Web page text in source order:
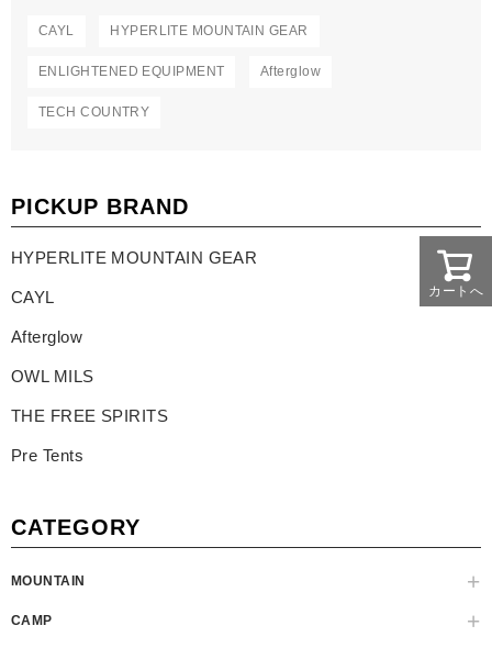
CAYL HYPERLITE MOUNTAIN GEAR
ENLIGHTENED EQUIPMENT Afterglow
TECH COUNTRY
PICKUP BRAND
HYPERLITE MOUNTAIN GEAR
CAYL
Afterglow
OWL MILS
THE FREE SPIRITS
Pre Tents
CATEGORY
MOUNTAIN
CAMP
カートへ